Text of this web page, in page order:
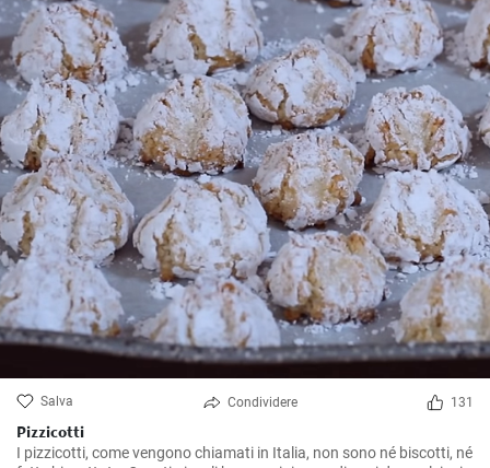
Salva Condividere 131
Pizzicotti
I pizzicotti, come vengono chiamati in Italia, non sono né biscotti, né